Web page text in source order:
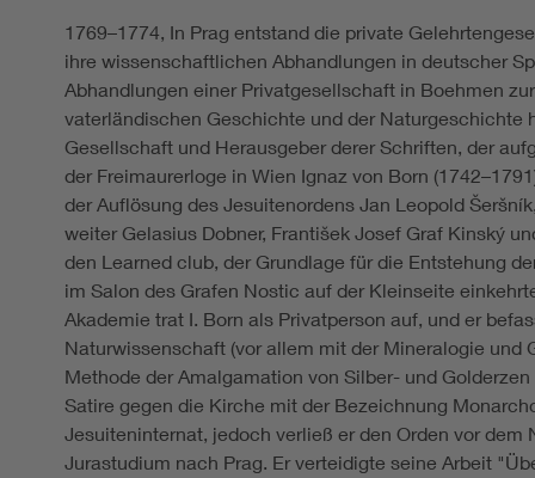
1769–1774, In Prag entstand die private
ihre wissenschaftlichen Abhandlungen in deutscher
Abhandlungen einer Privatgesellschaft in Boehmen
vaterländischen Geschichte und der Naturgeschichte
Gesellschaft und Herausgeber derer Schriften, der
der Freimaurerloge in Wien Ignaz von Born
der Auflösung des Jesuitenordens Jan Leopold
weiter Gelasius Dobner, František Josef Graf Kinský
den Learned club, der Grundlage für die Entstehung
im Salon des Grafen Nostic auf der Kleinseite
Akademie trat I. Born als Privatperson auf, und er
Naturwissenschaft (vor allem mit der Mineralogie und
Methode der Amalgamation von Silber- und
Satire gegen die Kirche mit der Bezeichnung
Jesuiteninternat, jedoch verließ er den Orden vor dem
Jurastudium nach Prag. Er verteidigte seine Arbeit